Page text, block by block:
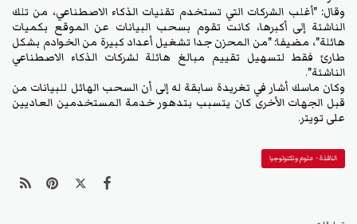
وقال: "أغلب الشركات التي تستخدم تقنيات الذكاء الاصطناعي، من تلك
الناشئة إلى أكبرها، كانت تقوم بسحب البيانات عن الموقع بكميات
هائلة"، مضيفا: "من المحزن جدا تشغيل أعداد كبيرة من الخوادم بشكل
طارئ فقط لتسهيل تقييم مبالغ هائلة لشركات الذكاء الاصطناعي
الناشئة".
وكان ماسك أشار في تغريدة سابقة له إلى أن السحب الهائل للبيانات من
قبل الجهات الأخرى كان يتسبب بتدهور خدمة المستخدمين العاديين
على تويتر.
النافذة - علوم وتكنولوجيا